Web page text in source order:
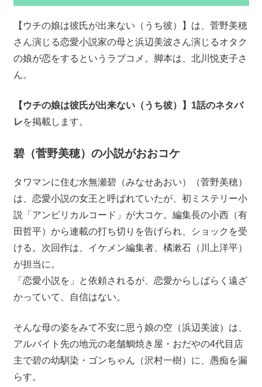
【ウチの娘は彼氏が出来ない（うち彼）】は、菅野美穂
さん演じる恋愛小説家の母と浜辺美波さん演じるオタク
の娘が恋をするというラブコメ。脚本は、北川悦吏子さ
ん。
【ウチの娘は彼氏が出来ない（うち彼）】1話のネタバ
レを掲載します。
碧（菅野美穂）の小説がおおコケ
タワマンに住む水無瀬碧（みなせあおい）（菅野美穂）
は、恋愛小説の女王と呼ばれていたが、初ミステリー小
説「アンビリカルコード」が大コケ。編集長の小西（有
田哲平）から連載の打ち切りを告げられ、ショックを受
ける。次回作は、イケメン編集者、橘漱石（川上洋平）
が担当に。
「恋愛小説を」と依頼されるが、恋愛からしばらく遠ざ
かっていて、自信はない。
そんな母の姿をみて不安に思う娘の空（浜辺美波）は、
アルバイト先の地元の老舗鯛焼き屋・おだやの4代目店
主で碧の幼馴染・ゴンちゃん（沢村一樹）に、愚痴を漏
らす。